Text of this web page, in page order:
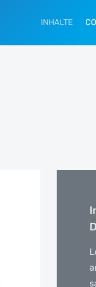
INHALTE